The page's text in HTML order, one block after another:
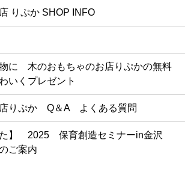
りぷか SHOP INFO
に 木のおもちゃのお店りぷかの無料
いくプレゼント
店りぷか Q＆A よくある質問
た】 2025 保育創造セミナーin金沢
ご案内